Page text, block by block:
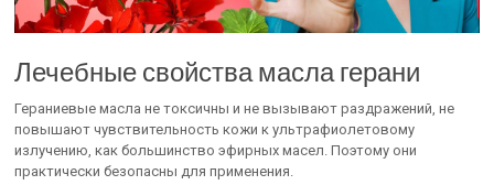
Лечебные свойства масла герани
Гераниевые масла не токсичны и не вызывают раздражений, не
повышают чувствительность кожи к ультрафиолетовому
излучению, как большинство эфирных масел. Поэтому они
практически безопасны для применения.